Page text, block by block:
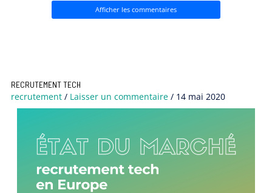
Afficher les commentaires
RECRUTEMENT TECH
recrutement / Laisser un commentaire / 14 mai 2020